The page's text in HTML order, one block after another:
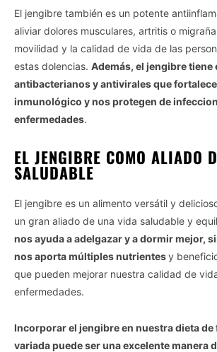
Retention, Sale, and/or Sharing of my
Personal Data that Is Unrelated with the
Purposes for which it was collected.
Opted Out
CONFIRM
El jengibre también es un potente
aliviar dolores musculares, artritis o
movilidad y la calidad de vida de las
estas dolencias. Además, el jengibre tiene
antibacterianos y antivirales que
inmunológico y nos protegen de
enfermedades.
EL JENGIBRE COMO ALIADO
SALUDABLE
El jengibre es un alimento versátil y
un gran aliado de una vida saludable y
nos ayuda a adelgazar y a dormir mejor,
nos aporta múltiples nutrientesy
que pueden mejorar nuestra calidad de
enfermedades.
Incorporar el jengibre en nuestra dieta
variada puede ser una excelente manera